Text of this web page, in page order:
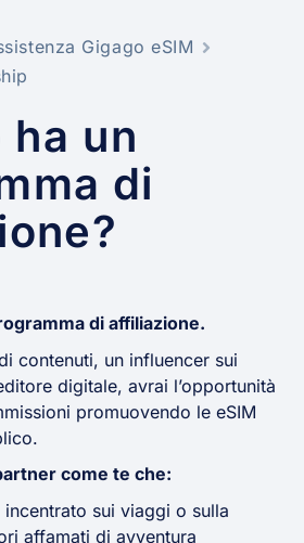
Gigago eSIM
ha un
di
di affiliazione.
contenuti, un influencer sui
digitale, avrai l’opportunità
promuovendo le eSIM
come te che:
sui viaggi o sulla
affamati di avventura